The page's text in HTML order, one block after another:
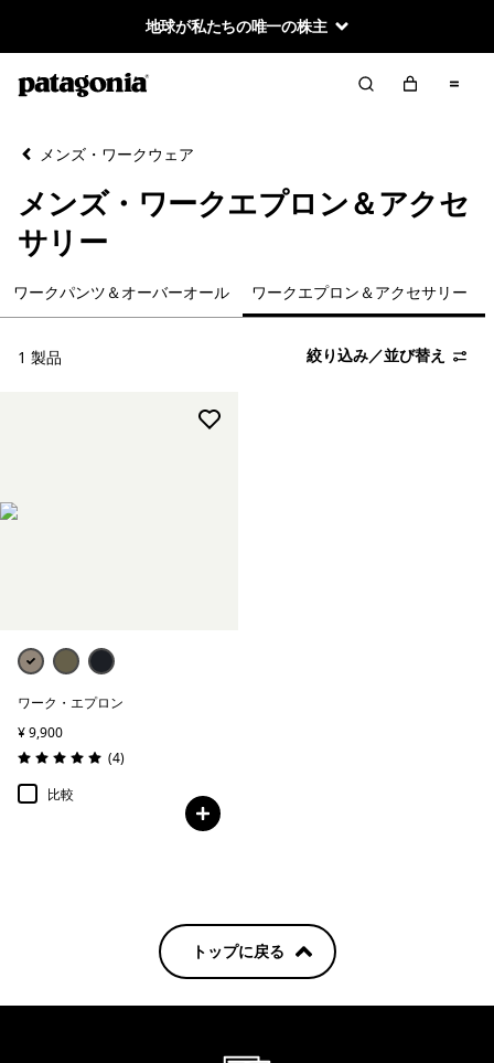
地球が私たちの唯一の株主
絞り込み／並び替え
絞り込み
カテゴリー
新着
絞り込み
在庫のあるカラー
絞り込み
素材
メンズ・ワークウェア
メンズ・ワークエプロン＆アクセ
サリー
ワークパンツ＆オーバーオール ワークエプロン＆アクセサリー
1 製品 絞り込み／並び替え
ワーク・エプロン
¥ 9,900
評価: 5.0 / 5
(4レビュー
)
比較
トップに戻る